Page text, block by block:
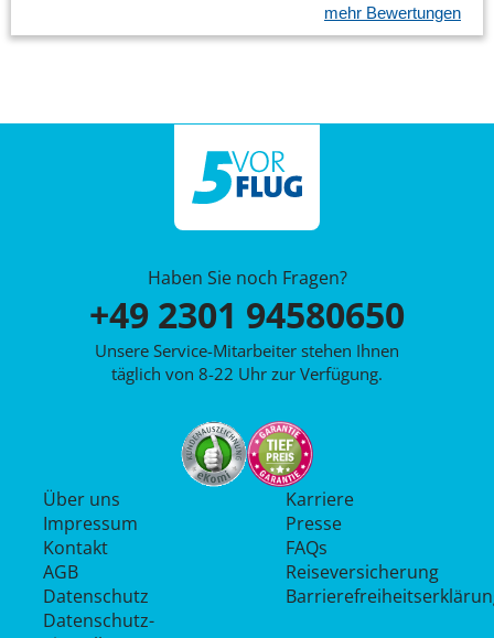
mehr Bewertungen
Haben Sie noch Fragen?
+49 2301 94580650
Unsere Service-Mitarbeiter stehen Ihnen
täglich von 8-22 Uhr zur Verfügung.
Über uns
Impressum
Kontakt
AGB
Datenschutz
Datenschutz­
Karriere
Presse
FAQs
Reiseversicherung